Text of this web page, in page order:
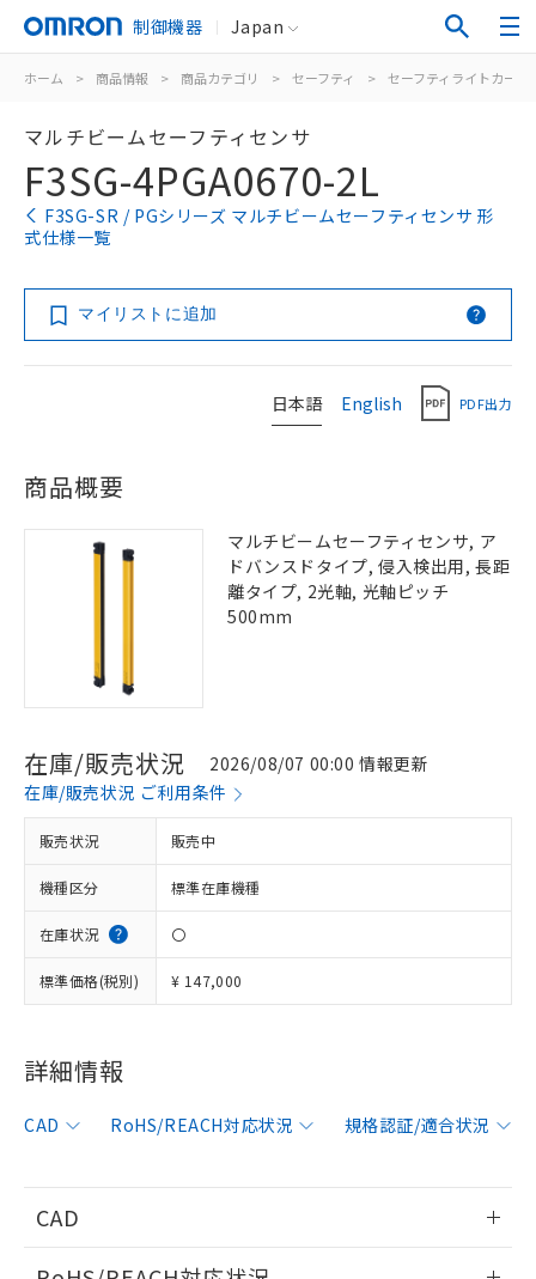
制御機器 Japan
ホーム > 商品情報 > 商品カテゴリ > セーフティ > セーフティライトカー
マルチビームセーフティセンサ
F3SG-4PGA0670-2L
F3SG-SR / PGシリーズ マルチビームセーフティセンサ 形
式仕様一覧
マイリストに追加
日本語 English PDF出力
商品概要
マルチビームセーフティセンサ, ア
ドバンスドタイプ, 侵入検出用, 長距
離タイプ, 2光軸, 光軸ピッチ
500mm
在庫/販売状況
2026/08/07 00:00 情報更新
在庫/販売状況 ご利用条件
販売状況 販売中
機種区分 標準在庫機種
在庫状況 〇
標準価格(税別) ¥ 147,000
詳細情報
CAD RoHS/REACH対応状況 規格認証/適合状況
CAD